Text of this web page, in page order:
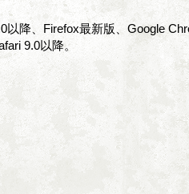
以降、Firefox最新版、Google
9.0以降。